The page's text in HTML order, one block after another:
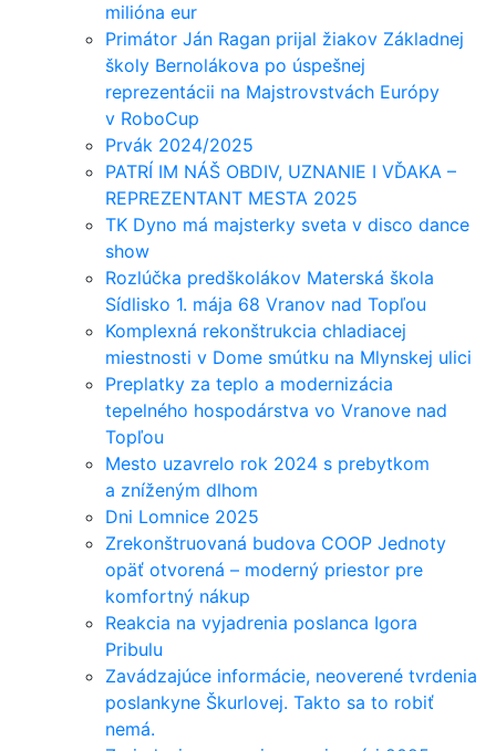
milióna eur
Primátor Ján Ragan prijal žiakov Základnej
školy Bernolákova po úspešnej
reprezentácii na Majstrovstvách Európy
v RoboCup
Prvák 2024/2025
PATRÍ IM NÁŠ OBDIV, UZNANIE I VĎAKA –
REPREZENTANT MESTA 2025
TK Dyno má majsterky sveta v disco dance
show
Rozlúčka predškolákov Materská škola
Sídlisko 1. mája 68 Vranov nad Topľou
Komplexná rekonštrukcia chladiacej
miestnosti v Dome smútku na Mlynskej ulici
Preplatky za teplo a modernizácia
tepelného hospodárstva vo Vranove nad
Topľou
Mesto uzavrelo rok 2024 s prebytkom
a zníženým dlhom
Dni Lomnice 2025
Zrekonštruovaná budova COOP Jednoty
opäť otvorená – moderný priestor pre
komfortný nákup
Reakcia na vyjadrenia poslanca Igora
Pribulu
Zavádzajúce informácie, neoverené tvrdenia
poslankyne Škurlovej. Takto sa to robiť
nemá.